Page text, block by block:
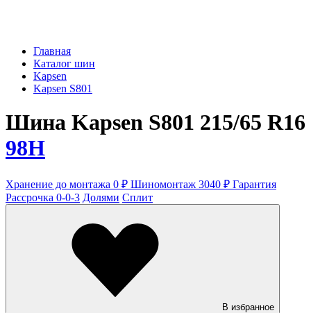
Главная
Каталог шин
Kapsen
Kapsen S801
Шина Kapsen S801 215/65 R16
98H
Хранение до монтажа 0 ₽ Шиномонтаж 3040 ₽ Гарантия
Рассрочка 0-0-3 Долями Сплит
В избранное